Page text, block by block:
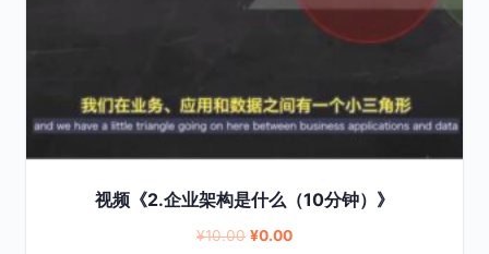
视频《2.企业架构是什么（10分钟）》
¥10.00 Original
¥0.00Current